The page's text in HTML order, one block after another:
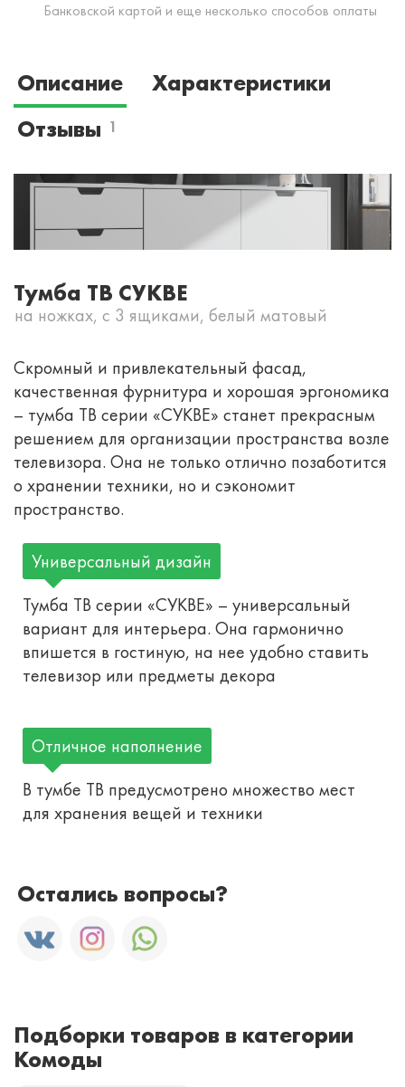
Банковской картой и еще несколько способов оплаты
Описание
Характеристики
Отзывы 1
Тумба ТВ СУКВЕ
на ножках, с 3 ящиками, белый матовый
Скромный и привлекательный фасад,
качественная фурнитура и хорошая эргономика
– тумба ТВ серии «СУКВЕ» станет прекрасным
решением для организации пространства возле
телевизора. Она не только отлично позаботится
о хранении техники, но и сэкономит
пространство.
Универсальный дизайн
Тумба ТВ серии «СУКВЕ» – универсальный
вариант для интерьера. Она гармонично
впишется в гостиную, на нее удобно ставить
телевизор или предметы декора
Отличное наполнение
В тумбе ТВ предусмотрено множество мест
для хранения вещей и техники
Остались вопросы?
Подборки товаров в категории
Комоды